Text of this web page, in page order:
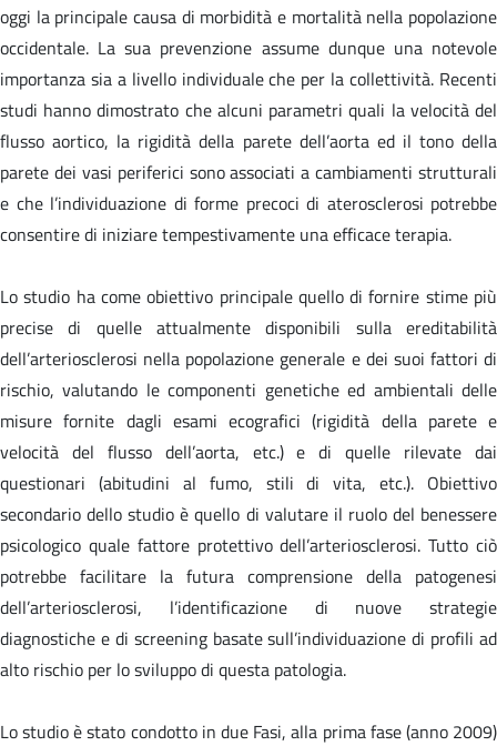
oggi la principale causa di morbidità e mortalità nella popolazione
occidentale. La sua prevenzione assume dunque una notevole
importanza sia a livello individuale che per la collettività. Recenti
studi hanno dimostrato che alcuni parametri quali la velocità del
flusso aortico, la rigidità della parete dell’aorta ed il tono della
parete dei vasi periferici sono associati a cambiamenti strutturali
e che l’individuazione di forme precoci di aterosclerosi potrebbe
consentire di iniziare tempestivamente una efficace terapia.
Lo studio ha come obiettivo principale quello di fornire stime più
precise di quelle attualmente disponibili sulla ereditabilità
dell’arteriosclerosi nella popolazione generale e dei suoi fattori di
rischio, valutando le componenti genetiche ed ambientali delle
misure fornite dagli esami ecografici (rigidità della parete e
velocità del flusso dell’aorta, etc.) e di quelle rilevate dai
questionari (abitudini al fumo, stili di vita, etc.). Obiettivo
secondario dello studio è quello di valutare il ruolo del benessere
psicologico quale fattore protettivo dell’arteriosclerosi. Tutto ciò
potrebbe facilitare la futura comprensione della patogenesi
dell’arteriosclerosi, l’identificazione di nuove strategie
diagnostiche e di screening basate sull’individuazione di profili ad
alto rischio per lo sviluppo di questa patologia.
Lo studio è stato condotto in due Fasi, alla prima fase (anno 2009)